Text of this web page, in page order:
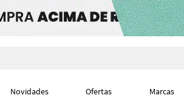
Novidades Ofertas Marcas